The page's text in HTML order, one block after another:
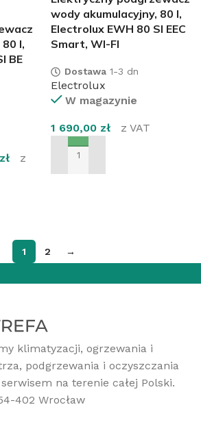
l,
BE
zł
z
wody akumulacyjny, 80 l,
Electrolux EWH 80 SI EEC
Smart, WI-FI
Dostawa 1-3 dn
Electrolux
W magazynie
1 690,00 zł z VAT
DODAJ DO KOSZYKA
1 2 →
klimatyzacji, ogrzewania i
podgrzewania i oczyszczania
na terenie całej Polski.
402 Wrocław